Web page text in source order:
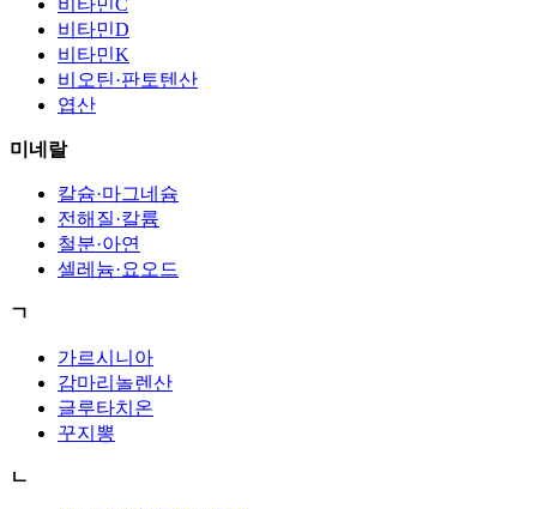
비타민D
비타민K
비오틴·판토텐산
엽산
미네랄
칼슘·마그네슘
전해질·칼륨
철분·아연
셀레늄·요오드
ㄱ
가르시니아
감마리놀렌산
글루타치온
꾸지뽕
ㄴ